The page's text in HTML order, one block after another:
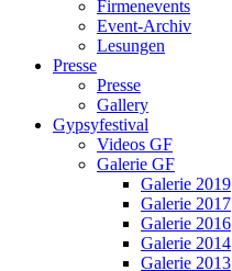
Firmenevents
Event-Archiv
Lesungen
Presse
Presse
Gallery
Gypsyfestival
Videos GF
Galerie GF
Galerie 2019
Galerie 2017
Galerie 2016
Galerie 2014
Galerie 2013